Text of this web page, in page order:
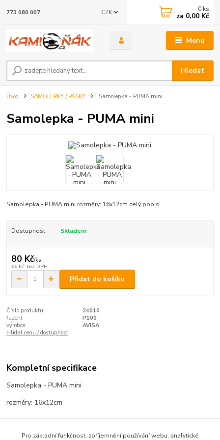
Menu
CZK
Hledat
773 080 007 0 ks
za 0,00 Kč
Úvod SAMOLEPKY / PÁSKY Samolepka - PUMA mini
Samolepka - PUMA mini
Samolepka - PUMA mini rozměry: 16x12cm celý popis
Dostupnost Skladem
80 Kč/ks
66 Kč bez DPH
Přidat do košíku
Číslo produktu:
24010
řazení:
P100
výrobce:
AVISA
Hlídat cenu / dostupnost
Kompletní specifikace
Samolepka - PUMA mini
rozměry: 16x12cm
Pro základní funkčnost, zpříjemnění používání webu, analytické